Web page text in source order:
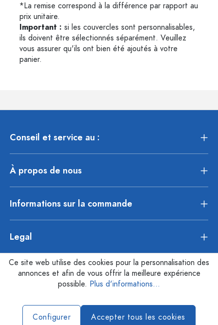
*La remise correspond à la différence par rapport au
prix unitaire.
Important : si les couvercles sont personnalisables,
ils doivent être sélectionnés séparément. Veuillez
vous assurer qu'ils ont bien été ajoutés à votre
panier.
Conseil et service au :
À propos de nous
Informations sur la commande
Legal
Ce site web utilise des cookies pour la personnalisation des
annonces et afin de vous offrir la meilleure expérience
possible. Plus d'informations...
Configurer Accepter tous les cookies